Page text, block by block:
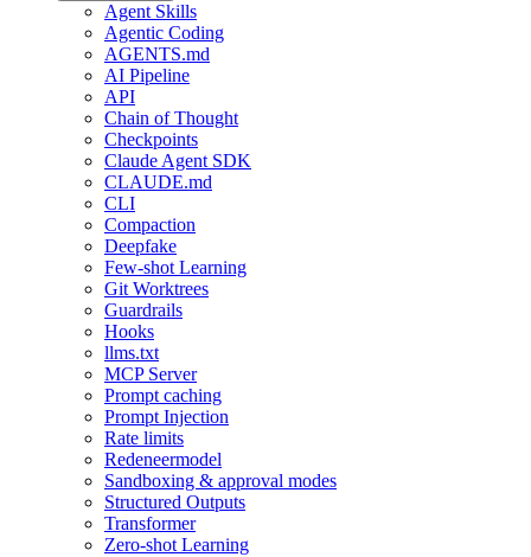
Agent Skills
Agentic Coding
AGENTS.md
AI Pipeline
API
Chain of Thought
Checkpoints
Claude Agent SDK
CLAUDE.md
CLI
Compaction
Deepfake
Few-shot Learning
Git Worktrees
Guardrails
Hooks
llms.txt
MCP Server
Prompt caching
Prompt Injection
Rate limits
Redeneermodel
Sandboxing & approval modes
Structured Outputs
Transformer
Zero-shot Learning